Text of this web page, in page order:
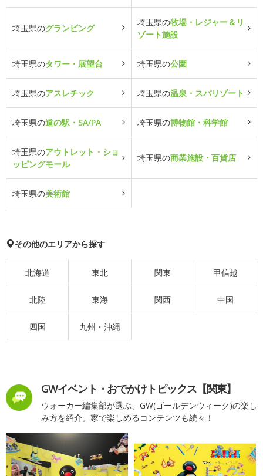
埼玉県のグランピング
埼玉県の牧場・レジャー＆リ
ゾート施設
埼玉県のタワー・展望台 埼玉県の公園
埼玉県のアスレチック 埼玉県の温泉・スパリゾート
埼玉県の道の駅・SA/PA 埼玉県の博物館・科学館
埼玉県のアウトレット・ショ
ッピングモール
埼玉県の商業施設・百貨店
埼玉県の美術館
その他のエリアから探す
北海道 東北 関東 甲信越
北陸 東海 関西 中国
四国 九州・沖縄
GWイベント・おでかけトピックス【関東】
ウォーカー編集部が選ぶ、GW(ゴールデンウィーク)の楽し
み方を紹介。家で楽しめるコンテンツも続々！